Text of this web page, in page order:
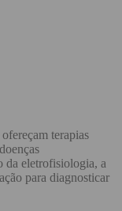
terapias
da eletrofisiologia, a
para diagnosticar